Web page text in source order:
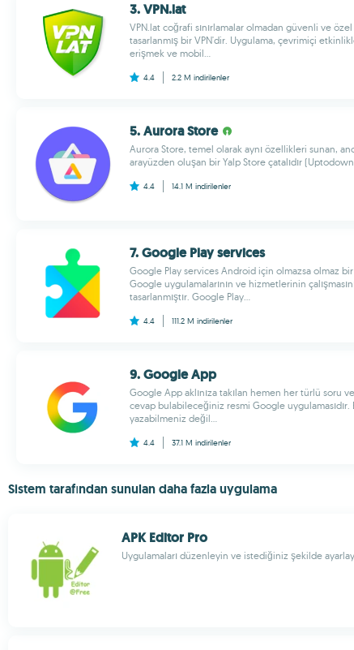
3. VPN.lat
VPN.lat coğrafi sınırlamalar olmadan güvenli ve
tasarlanmış bir VPN'dir. Uygulama, çevrimiçi
erişmek ve mobil...
4.4 2.2 M indirilenler
5. Aurora Store
Aurora Store, temel olarak aynı özellikleri sunan,
arayüzden oluşan bir Yalp Store çatalıdır
4.4 14.1 M indirilenler
7. Google Play services
Google Play services Android için olmazsa olmaz bir
Google uygulamalarının ve hizmetlerinin
tasarlanmıştır. Google Play...
4.4 111.2 M indirilenler
9. Google App
Google App aklınıza takılan hemen her türlü soru
cevap bulabileceğiniz resmi Google uygulamasıdır.
yazabilmeniz değil...
4.4 37.1 M indirilenler
Sistem tarafından sunulan daha fazla uygulama
APK Editor Pro
Uygulamaları düzenleyin ve istediğiniz şekilde